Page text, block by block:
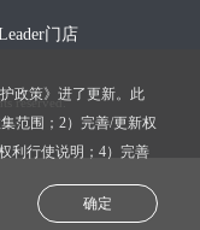
政策》进了更新。此
范围；2）完善/更新权
利行使说明；4）完善
确定
门店
reserved.